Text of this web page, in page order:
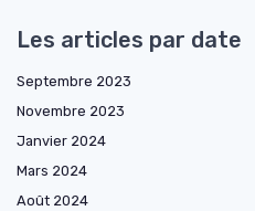
Les articles par date
Septembre 2023
Novembre 2023
Janvier 2024
Mars 2024
Août 2024